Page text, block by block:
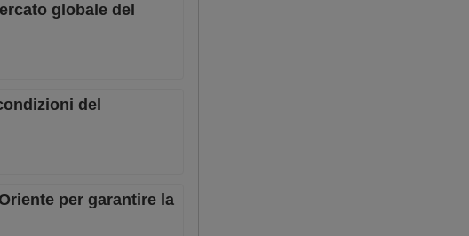
globale del
del
per garantire la